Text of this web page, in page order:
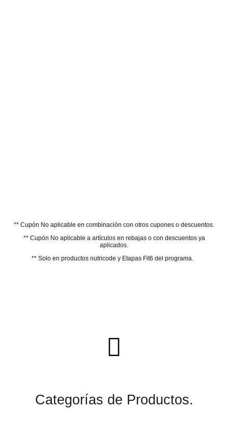
** Cupón No aplicable en combinación con otros cupones o descuentos.
** Cupón No aplicable a artículos en rebajas o con descuentos ya
aplicados.
** Solo en productos nutricode y Etapas Fit6 del programa.
Categorías de Productos.